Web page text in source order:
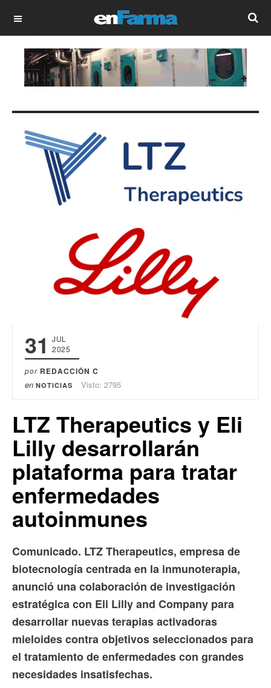
OFF CANVAS
31
JUL
2025
por REDACCIÓN C
en NOTICIAS Visto: 2795
LTZ Therapeutics y Eli
Lilly desarrollarán
plataforma para tratar
enfermedades
autoinmunes
Comunicado. LTZ Therapeutics, empresa de
biotecnología centrada en la inmunoterapia,
anunció una colaboración de investigación
estratégica con Eli Lilly and Company para
desarrollar nuevas terapias activadoras
mieloides contra objetivos seleccionados para
el tratamiento de enfermedades con grandes
necesidades insatisfechas.